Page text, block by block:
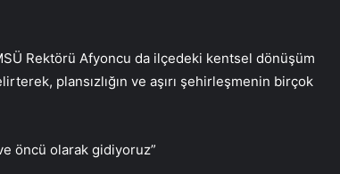
Rektörü Afyoncu da ilçedeki kentsel dönüşüm
plansızlığın ve aşırı şehirleşmenin birçok
öncü olarak gidiyoruz”